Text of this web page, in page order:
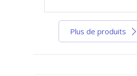
Plus de produits